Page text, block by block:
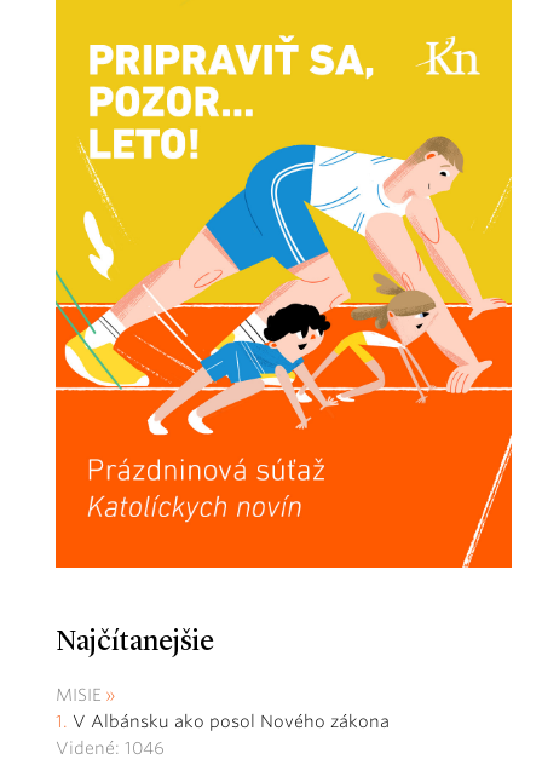
Najčítanejšie
MISIE
V Albánsku ako posol Nového zákona
Videné: 1046